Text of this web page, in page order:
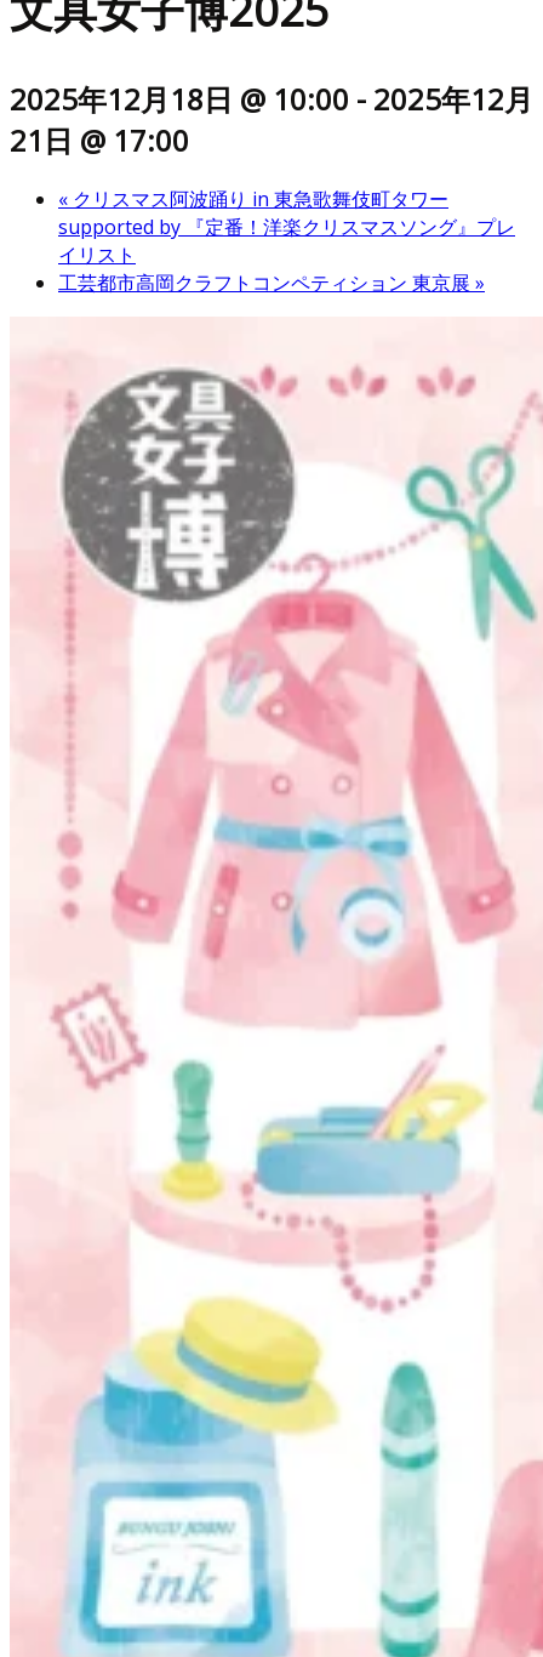
2025年12月18日 @ 10:00 - 2025年12月
21日 @ 17:00
« クリスマス阿波踊り in 東急歌舞伎町タワー
supported by 『定番！洋楽クリスマスソング』プレ
イリスト
工芸都市高岡クラフトコンペティション 東京展 »